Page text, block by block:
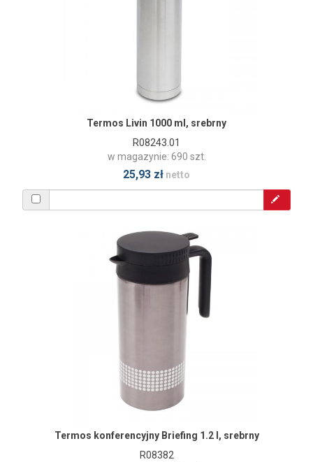
Termos Livin 1000 ml, srebrny
R08243.01
w magazynie: 690 szt.
25,93 zł netto
Termos konferencyjny Briefing 1.2 l, srebrny
R08382